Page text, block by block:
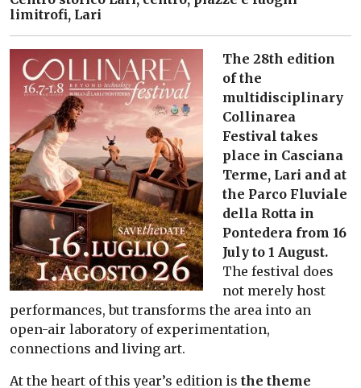
limitrofi, Lari
The 28th edition
of the
multidisciplinary
Collinarea
Festival takes
place in Casciana
Terme, Lari and at
the Parco Fluviale
della Rotta in
Pontedera from 16
July to 1 August.
The festival does
not merely host
performances, but transforms the area into an
open-air laboratory of experimentation,
connections and living art.
At the heart of this year’s edition is the theme